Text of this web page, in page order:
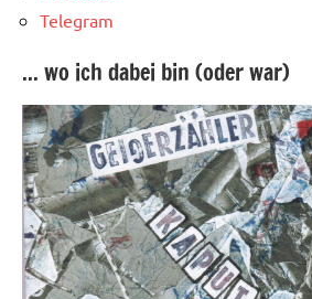
Telegram
... wo ich dabei bin (oder war)